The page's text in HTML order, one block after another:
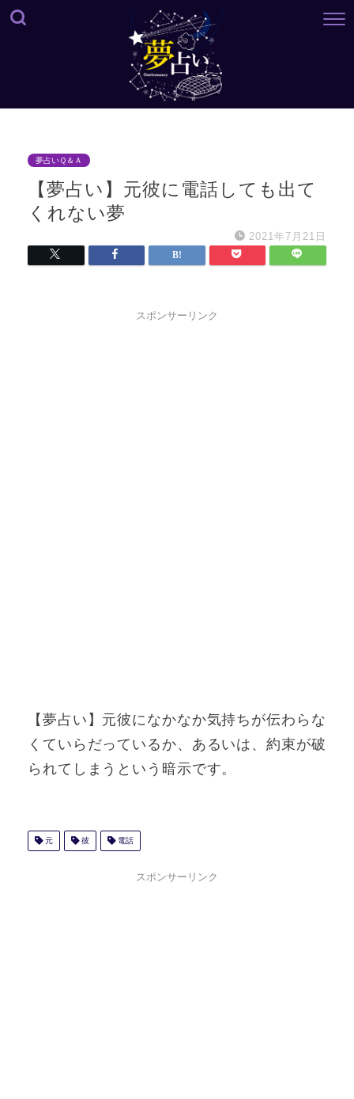
夢占いＱ＆Ａ
【夢占い】元彼に電話しても出て
くれない夢
2021年7月21日
スポンサーリンク
【夢占い】元彼になかなか気持ちが伝わらな
くていらだっているか、あるいは、約束が破
られてしまうという暗示です。
元 彼 電話
スポンサーリンク